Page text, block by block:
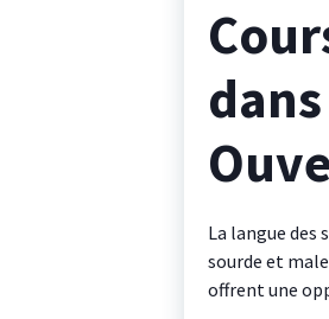
La langue
sourde et
offrent une